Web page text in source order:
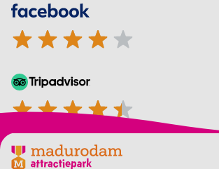
Facebook
4.1 van 5 sterren
TripAdvisor
4.5 van 5 sterren
Footer menu
Madurodam logo, naar de homepage